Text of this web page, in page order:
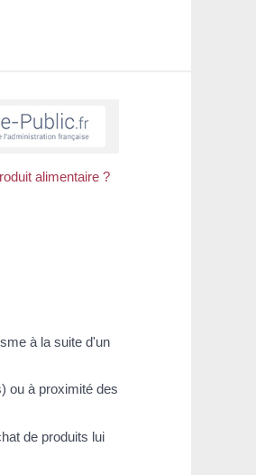
alimentaire ?
à la suite d'un
ou à proximité des
de produits lui